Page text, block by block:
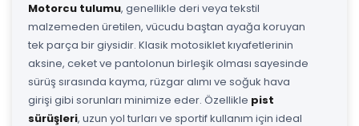
Motorcu tulumu, genellikle deri veya tekstil
malzemeden üretilen, vücudu baştan ayağa koruyan
tek parça bir giysidir. Klasik motosiklet kıyafetlerinin
aksine, ceket ve pantolonun birleşik olması sayesinde
sürüş sırasında kayma, rüzgar alımı ve soğuk hava
girişi gibi sorunları minimize eder. Özellikle pist
sürüşleri, uzun yol turları ve sportif kullanım için ideal